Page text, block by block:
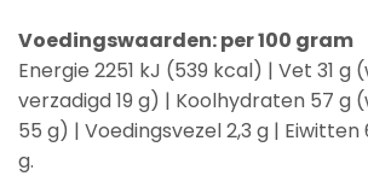
Voedingswaarden: per 100 gram
Energie 2251 kJ (539 kcal) | Vet 31 g
verzadigd 19 g) | Koolhydraten 57 g
55 g) | Voedingsvezel 2,3 g | Eiwitten
g.